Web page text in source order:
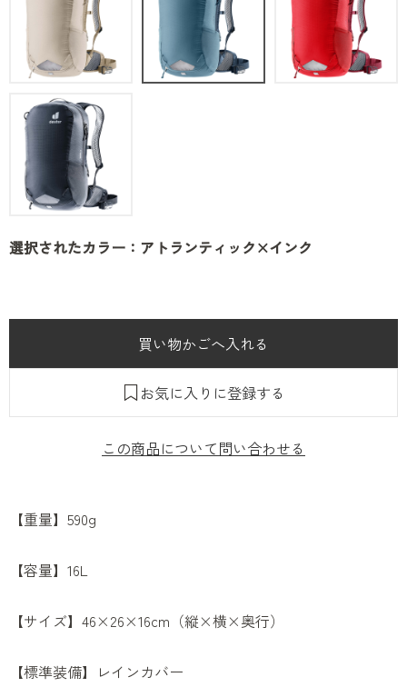
選択されたカラー：アトランティック×インク
お気に入りに登録する
この商品について問い合わせる
【重量】590g
【容量】16L
【サイズ】46×26×16cm（縦×横×奥行）
【標準装備】レインカバー